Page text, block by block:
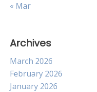
« Mar
Archives
March 2026
February 2026
January 2026